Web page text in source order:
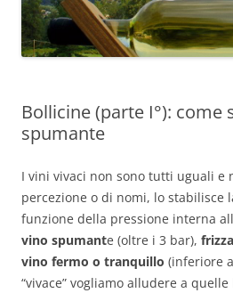
Bollicine (parte I°): come
spumante
I vini vivaci non sono tutti uguali e
percezione o di nomi, lo stabilisce
funzione della pressione interna
vino spumante (oltre i 3 bar),
vino fermo o tranquillo (inferiore
“vivace” vogliamo alludere a quelle